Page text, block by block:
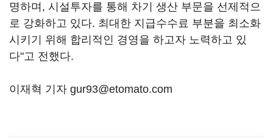
명하며, 시설투자를 통해 차기 생산 부문을 선제적으
로 강화하고 있다. 최대한 지급수수료 부분을 최소화
시키기 위해 합리적인 경영을 하고자 노력하고 있
다"고 전했다.
이재혁 기자 gur93@etomato.com